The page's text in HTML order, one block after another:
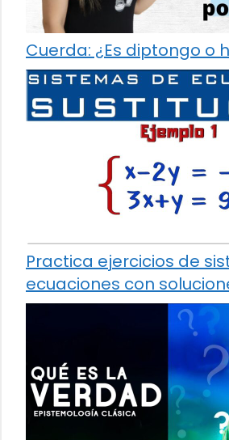
Cuerda: ¿Es diptongo o
Practica ejercicios de
ecuaciones con